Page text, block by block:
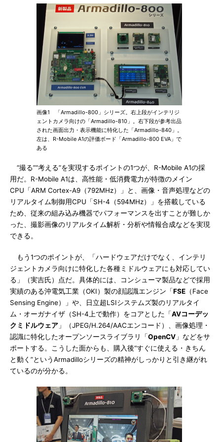
画像1 「Armadillo-800」シリーズ。右上段がインテリジ
ェントカメラ向けの「Armadillo-810」。右下段が参考出品
された画面出力・表示機能に特化した「Armadillo-840」。
左は、R-Mobile A1の評価ボード「Armadillo-800 EVA」で
ある
“撮る”“考える”を実現するポイントの1つが、R-Mobile A1の採
用だ。R-Mobile A1は、高性能・低消費電力が特徴のメイン
CPU「ARM Cortex-A9（792MHz）」と、画像・音声処理などの
リアルタイム制御用CPU「SH-4（594MHz）」を搭載している
ため、従来の組み込み機器でパフォーマンスを出すことが難しか
った、撮影画像のリアルタイム解析・分析や情報合成などを実現
できる。
もう1つのポイントが、「ハードウェアだけでなく、インテリ
ジェントカメラ向けに特化した各種ミドルウェアにも対応してい
る」（実吉氏）点だ。具体的には、コンシューマ製品などで採用
実績のある沖電気工業（OKI）製の顔認識エンジン「FSE （Face
Sensing Engine）」や、日立超LSIシステムズ製のリアルタイ
ム・オーガナイザ（SH-4上で動作）をコアとした「AVコーデッ
クミドルウェア 」（JPEG/H.264/AACエンコード）、画像処理・
認識に特化したオープンソースライブラリ「OpenCV 」などをサ
ポートする。こうした面からも、購入後“すぐに使える・きちん
と動く”というArmadilloシリーズの精神がしっかりと引き継がれ
ているのが分かる。